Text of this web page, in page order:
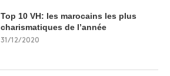
Top 10 VH: les marocains les plus
charismatiques de l’année
31/12/2020